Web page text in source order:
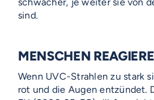
sind.
MENSCHEN
Wenn UVC-Strahlen zu stark
rot und die Augen entzündet.